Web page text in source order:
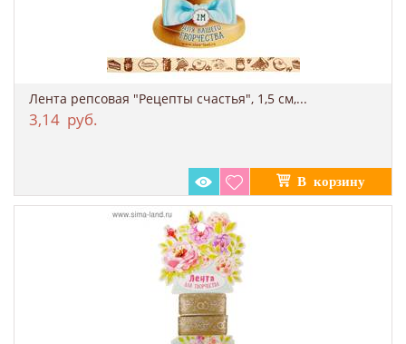
Лента репсовая "Рецепты счастья", 1,5 см,...
3,14 руб.